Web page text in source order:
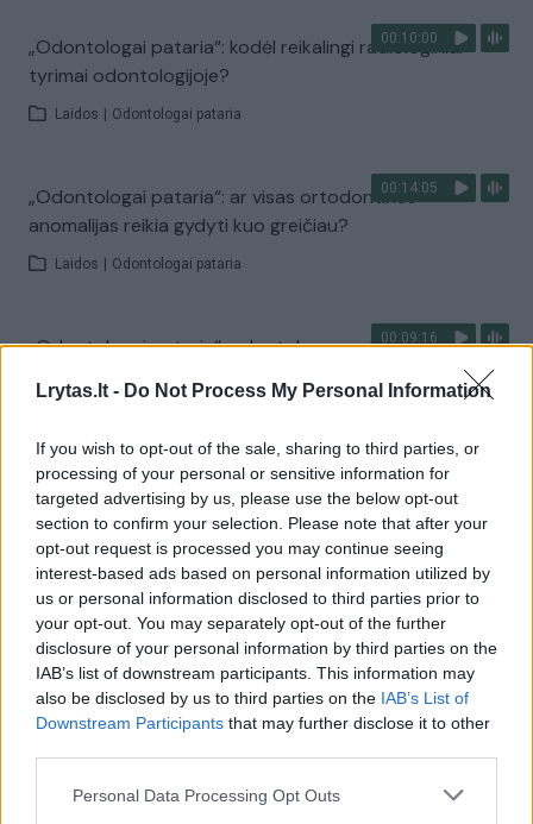
Lrytas.lt - Do Not Process My Personal Information
If you wish to opt-out of the sale, sharing to third parties, or
processing of your personal or sensitive information for
targeted advertising by us, please use the below opt-out
section to confirm your selection. Please note that after your
opt-out request is processed you may continue seeing
interest-based ads based on personal information utilized by
us or personal information disclosed to third parties prior to
your opt-out. You may separately opt-out of the further
disclosure of your personal information by third parties on the
IAB’s list of downstream participants. This information may
also be disclosed by us to third parties on the IAB’s List of
Downstream Participants that may further disclose it to other
Personal Data Processing Opt Outs
00:10:00
„Odontologai pataria“: kodėl reikalingi radiologiniai
tyrimai odontologijoje?
Laidos Odontologai pataria
00:14:05
„Odontologai pataria“: ar visas ortodontines
anomalijas reikia gydyti kuo greičiau?
Laidos Odontologai pataria
00:09:16
„Odontologai pataria“: odontologo padėjėjas – svarbi
„Odontologai pataria“: kaip prižiūrėti dantų implantus?
Odontologai pataria
00:12:19
„Odontologai pataria“: žmogaus papilomos viruso ir
burnaryklės vėžio ryšys
Odontologai pataria
00:14:52
dantys